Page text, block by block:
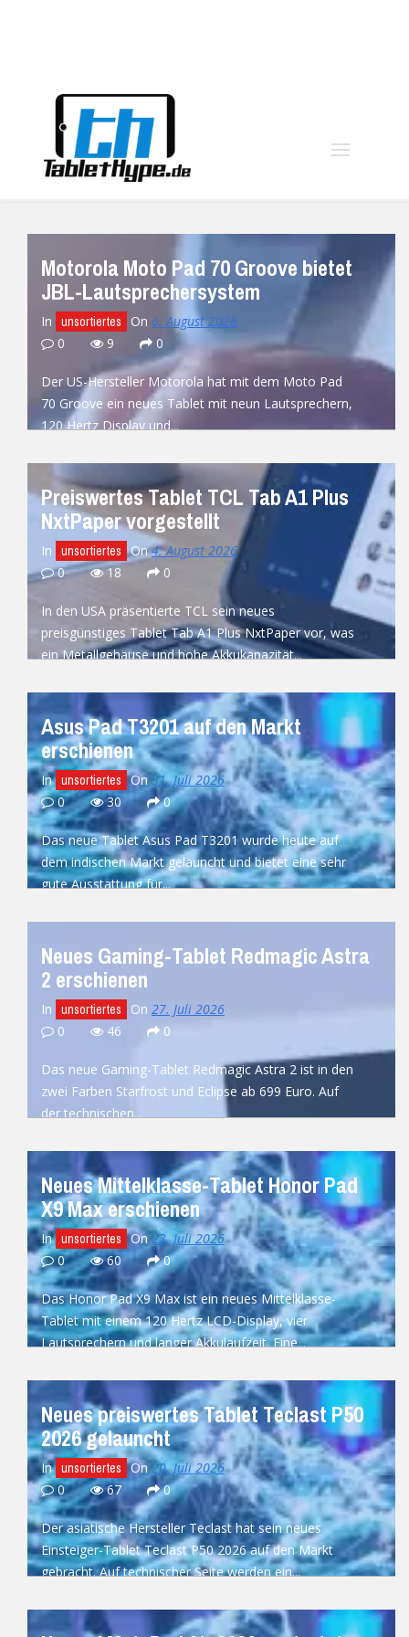
Motorola Moto Pad 70 Groove bietet
JBL-Lautsprechersystem
In unsortiertes On 6. August 2026
0
9 0
Der US-Hersteller Motorola hat mit dem Moto Pad
70 Groove ein neues Tablet mit neun Lautsprechern,
120 Hertz Display und...
Preiswertes Tablet TCL Tab A1 Plus
NxtPaper vorgestellt
In unsortiertes On4. August 2026
0
18 0
In den USA präsentierte TCL sein neues
preisgünstiges Tablet Tab A1 Plus NxtPaper vor, was
ein Metallgehäuse und hohe Akkukapazität...
Asus Pad T3201 auf den Markt
erschienen
In unsortiertes On31. Juli 2026
0
30 0
Das neue Tablet Asus Pad T3201 wurde heute auf
dem indischen Markt gelauncht und bietet eine sehr
gute Ausstattung für...
Neues Gaming-Tablet Redmagic Astra
2 erschienen
In unsortiertes On 27. Juli 2026
0
46 0
Das neue Gaming-Tablet Redmagic Astra 2 ist in den
zwei Farben Starfrost und Eclipse ab 699 Euro. Auf
der technischen...
Neues Mittelklasse-Tablet Honor Pad
X9 Max erschienen
In unsortiertes On23. Juli 2026
0
60 0
Das Honor Pad X9 Max ist ein neues Mittelklasse-
Tablet mit einem 120 Hertz LCD-Display, vier
Lautsprechern und langer Akkulaufzeit. Eine...
Neues preiswertes Tablet Teclast P50
2026 gelauncht
In unsortiertes On20. Juli 2026
0
67 0
Der asiatische Hersteller Teclast hat sein neues
Einsteiger-Tablet Teclast P50 2026 auf den Markt
gebracht. Auf technischer Seite werden ein...